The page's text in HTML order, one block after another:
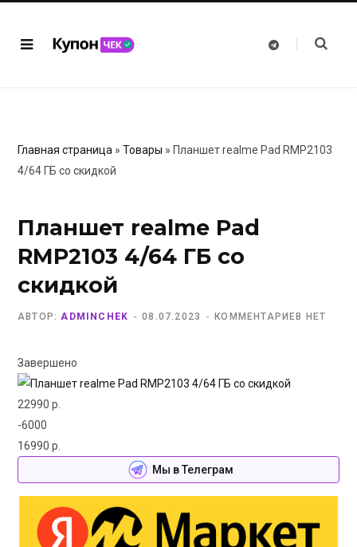
T
Главная страница » Товары » Планшет realme Pad RMP2103
4/64 ГБ со скидкой
Планшет realme Pad
RMP2103 4/64 ГБ со
скидкой
АВТОР: ADMINCHEK 08.07.2023 КОММЕНТАРИЕВ НЕТ
Завершено
22990 р.
-6000
16990 р.
Мы в Телеграм